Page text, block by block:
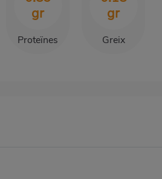
gr
Proteïnes
gr
Greix